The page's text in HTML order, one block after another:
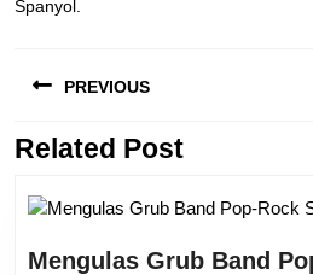
Spanyol.
posPREVIOUS
Previous
Related Post
Mengulas Grub Band